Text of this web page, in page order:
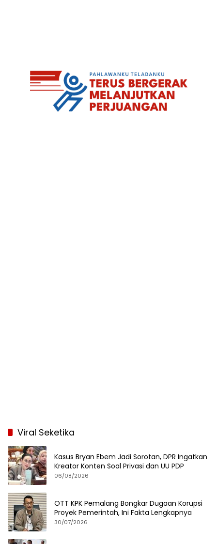
Viral Seketika
Kasus Bryan Ebem Jadi Sorotan, DPR Ingatkan
Kreator Konten Soal Privasi dan UU PDP
06/08/2026
OTT KPK Pemalang Bongkar Dugaan Korupsi
Proyek Pemerintah, Ini Fakta Lengkapnya
30/07/2026